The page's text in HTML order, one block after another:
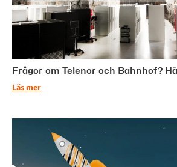
Frågor om Telenor och Bahnhof?
Läs mer